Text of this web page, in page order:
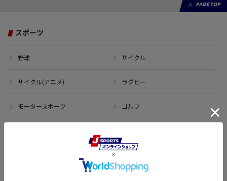
PAGE TOP
スポーツ
野球 サイクル
サイクル(アニメ) ラグビー
モータースポーツ ゴルフ